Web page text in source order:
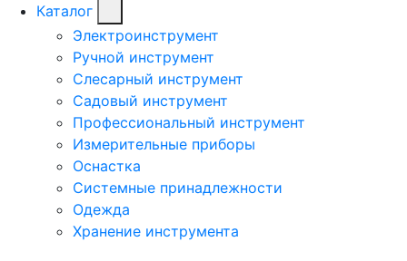
Каталог
Электроинструмент
Ручной инструмент
Слесарный инструмент
Садовый инструмент
Профессиональный инструмент
Измерительные приборы
Оснастка
Системные принадлежности
Одежда
Хранение инструмента